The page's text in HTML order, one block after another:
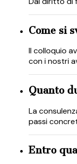
Come si
Il colloquio
con i nostri
Quanto
La
passi
Entro